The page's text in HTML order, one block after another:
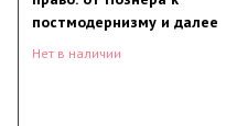
постмодернизму и далее
Нет в наличии